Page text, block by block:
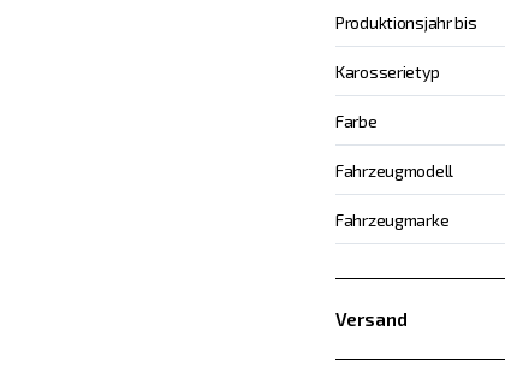
Produktionsjahr bis
Karosserietyp
Farbe
Fahrzeugmodell
Fahrzeugmarke
Versand